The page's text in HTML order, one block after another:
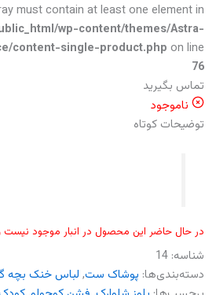
must contain at least one element in
wp-content/themes/Astra-
content-single-product.php on line
76
تماس بگیرید
ناموجود
توضیحات کوتاه
در حال حاضر این محصول در انبار موجود
شناسه: 14
دسته‌بندی‌ها: پوشاک ست, لباس خنک بچه